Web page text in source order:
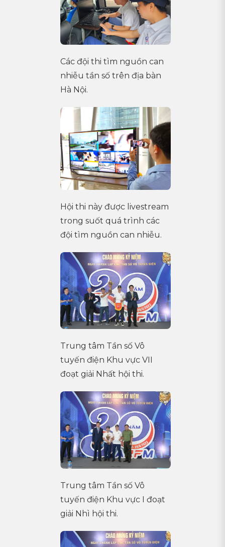
Các đội thi tìm nguồn can
nhiễu tần số trên địa bàn
Hà Nội.
Hội thi này được livestream
trong suốt quá trình các
đội tìm nguồn can nhiễu.
Trung tâm Tần số Vô
tuyến điện Khu vực VII
đoạt giải Nhất hội thi.
Trung tâm Tần số Vô
tuyến điện Khu vực I đoạt
giải Nhì hội thi.